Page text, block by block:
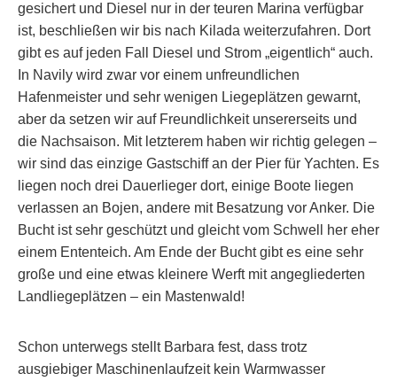
gesichert und Diesel nur in der teuren Marina verfügbar
ist, beschließen wir bis nach Kilada weiterzufahren. Dort
gibt es auf jeden Fall Diesel und Strom „eigentlich“ auch.
In Navily wird zwar vor einem unfreundlichen
Hafenmeister und sehr wenigen Liegeplätzen gewarnt,
aber da setzen wir auf Freundlichkeit unsererseits und
die Nachsaison. Mit letzterem haben wir richtig gelegen –
wir sind das einzige Gastschiff an der Pier für Yachten. Es
liegen noch drei Dauerlieger dort, einige Boote liegen
verlassen an Bojen, andere mit Besatzung vor Anker. Die
Bucht ist sehr geschützt und gleicht vom Schwell her eher
einem Ententeich. Am Ende der Bucht gibt es eine sehr
große und eine etwas kleinere Werft mit angegliederten
Landliegeplätzen – ein Mastenwald!
Schon unterwegs stellt Barbara fest, dass trotz
ausgiebiger Maschinenlaufzeit kein Warmwasser